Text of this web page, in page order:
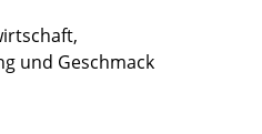
und Geschmack